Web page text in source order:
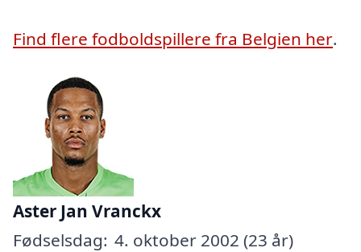
Find flere fodboldspillere fra Belgien her.
Aster Jan Vranckx
Fødselsdag: 4. oktober 2002 (23 år)